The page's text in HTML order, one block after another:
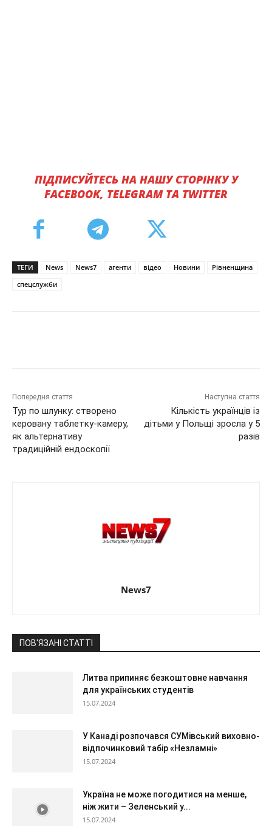
ПІДПИСУЙТЕСЬ НА НАШУ СТОРІНКУ У
FACEBOOK, TELEGRAM ТА TWITTER
ТЕГИ News News7 агенти відео Новини
Рівненщина
спецслужби
Попередня стаття
Тур по шлунку: створено
керовану таблетку-камеру,
як альтернативу
традиційній ендоскопії
Наступна стаття
Кількість українців із
дітьми у Польщі зросла у 5
разів
News7
ПОВ'ЯЗАНІ СТАТТІ
Литва припиняє безкоштовне навчання
для українських студентів
15.07.2024
У Канаді розпочався СУМівський виховно-
відпочинковий табір «Незламні»
15.07.2024
Україна не може погодитися на менше,
ніж жити – Зеленський у...
15.07.2024